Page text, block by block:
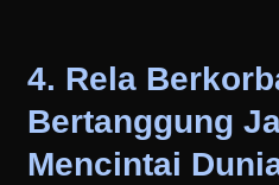
4. Rela
Bertanggung
Mencintai